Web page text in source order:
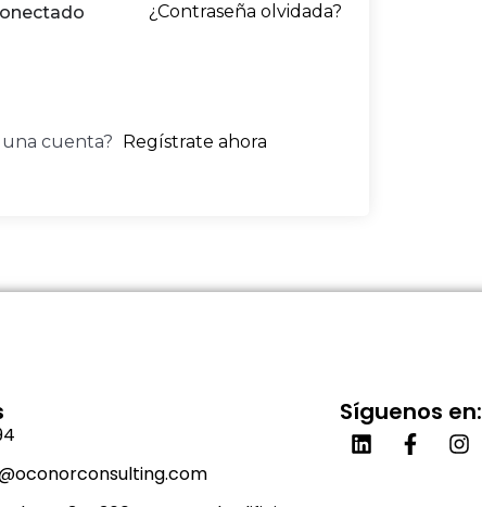
¿Contraseña olvidada?
cuenta? Regístrate ahora
Síguenos en: